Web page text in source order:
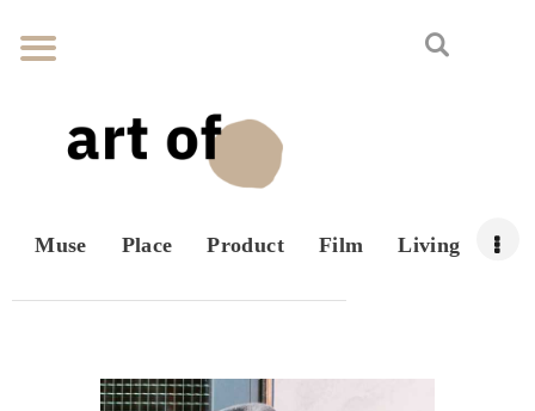
Muse Place Product Film Living